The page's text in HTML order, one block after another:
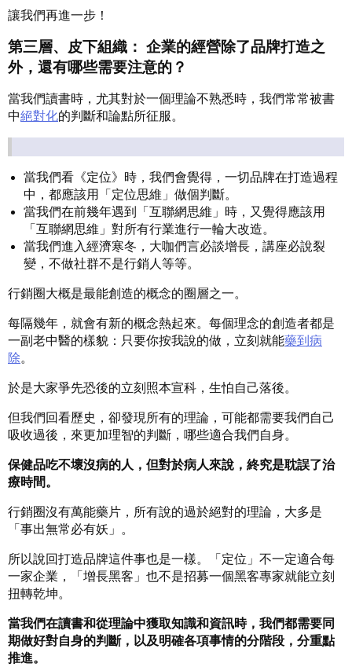
讓我們再進一步！
第三層、皮下組織： 企業的經營除了品牌打造之
外，還有哪些需要注意的？
當我們讀書時，尤其對於一個理論不熟悉時，我們常常被書
中絕對化的判斷和論點所征服。
當我們看《定位》時，我們會覺得，一切品牌在打造過程
中，都應該用「定位思維」做個判斷。
當我們在前幾年遇到「互聯網思維」時，又覺得應該用
「互聯網思維」對所有行業進行一輪大改造。
當我們進入經濟寒冬，大咖們言必談增長，講座必說裂
變，不做社群不是行銷人等等。
行銷圈大概是最能創造的概念的圈層之一。
每隔幾年，就會有新的概念熱起來。每個理念的創造者都是
一副老中醫的樣貌：只要你按我說的做，立刻就能藥到病
除。
於是大家爭先恐後的立刻照本宣科，生怕自己落後。
但我們回看歷史，卻發現所有的理論，可能都需要我們自己
吸收過後，來更加理智的判斷，哪些適合我們自身。
保健品吃不壞沒病的人，但對於病人來說，終究是耽誤了治
療時間。
行銷圈沒有萬能藥片，所有說的過於絕對的理論，大多是
「事出無常必有妖」。
所以說回打造品牌這件事也是一樣。「定位」不一定適合每
一家企業，「增長黑客」也不是招募一個黑客專家就能立刻
扭轉乾坤。
當我們在讀書和從理論中獲取知識和資訊時，我們都需要同
期做好對自身的判斷，以及明確各項事情的分階段，分重點
推進。